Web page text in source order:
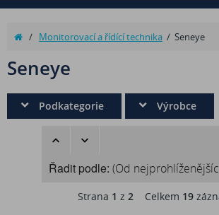
/ Monitorovací a řídící technika / Seneye
Seneye
Podkategorie Výrobce
Řadit podle: (Od
Strana 1 z 2Celkem 19